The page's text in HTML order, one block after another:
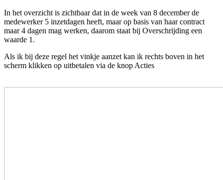
In het overzicht is zichtbaar dat in de week van 8 december de
medewerker 5 inzetdagen heeft, maar op basis van haar contract
maar 4 dagen mag werken, daarom staat bij Overschrijding een
waarde 1.
Als ik bij deze regel het vinkje aanzet kan ik rechts boven in het
scherm klikken op uitbetalen via de knop Acties